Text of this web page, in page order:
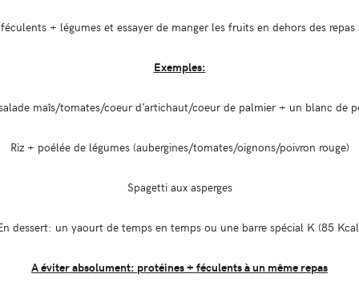
+ légumes et essayer de manger les fruits en dehors des
Exemples:
maîs/tomates/coeur d’artichaut/coeur de palmier + un blanc de
Riz + poélée de légumes (aubergines/tomates/oignons/poivron rouge)
Spagetti aux asperges
dessert: un yaourt de temps en temps ou une barre spécial K (85
A éviter absolument: protéines + féculents à un même repas